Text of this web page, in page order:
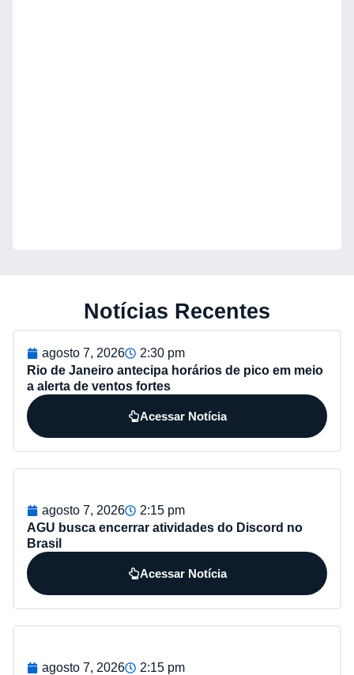
Notícias Recentes
agosto 7, 2026
2:30 pm
Rio de Janeiro antecipa horários de pico em meio
a alerta de ventos fortes
Acessar Notícia
agosto 7, 2026
2:15 pm
AGU busca encerrar atividades do Discord no
Brasil
Acessar Notícia
agosto 7, 2026
2:15 pm